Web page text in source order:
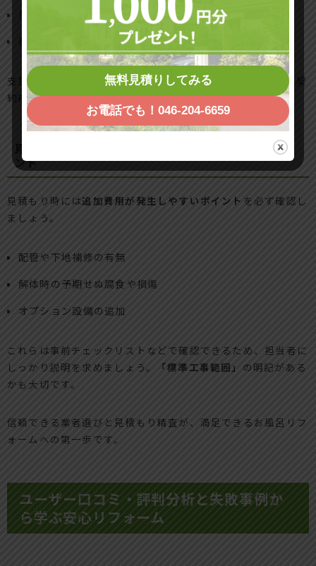
月々 約22,200円（頭金なし・手数料なし）
審査基準や利用条件は申込時に確認が必要
支払い期間や条件はプランや購入金額によって異なるため、契
約前の確認が重要です。
見積もりで注意すべき追加費用・工事内容の確認ポイ
ント
見積もり時には追加費用が発生しやすいポイント を必ず確認し
ましょう。
配管や下地補修の有無
解体時の予期せぬ腐食や損傷
オプション設備の追加
これらは事前チェックリストなどで確認できるため、担当者に
しっかり説明を求めましょう。
「標準工事範囲」 の明記がある
かも大切です。
信頼できる業者選びと見積もり精査が、満足できるお風呂リフ
ォームへの第一歩です。
ユーザー口コミ・評判分析と失敗事例か
ら学ぶ安心リフォーム
無料見積りしてみる
お電話でも！046-204-6659